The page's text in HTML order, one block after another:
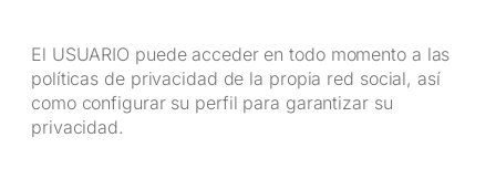
El USUARIO puede acceder en todo momento a las
políticas de privacidad de la propia red social, así
como configurar su perfil para garantizar su
privacidad.